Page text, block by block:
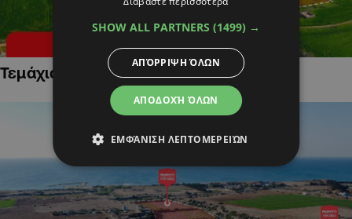
Τεμάχια Γης σε Οικιστικές Περιοχές
SHOW ALL PARTNERS (1499) →
ΑΠΟΔΟΧΉ ΌΛΩΝ
ΑΠΌΡΡΙΨΗ ΌΛΩΝ
ΕΜΦΆΝΙΣΗ ΛΕΠΤΟΜΕΡΕΙΏΝ